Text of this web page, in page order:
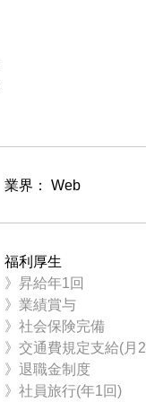
業界： Web
福利厚生
》昇給年1回
》業績賞与
》社会保険完備
》交通費規定支給(月
》退職金制度
》社員旅行(年1回)